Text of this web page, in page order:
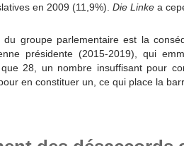
en 2009 (11,9%).Die Linke a
du groupe parlementaire est la
présidente (2015-2019), qui
que 28, un nombre insuffisant pour
en constituer un, ce qui place la